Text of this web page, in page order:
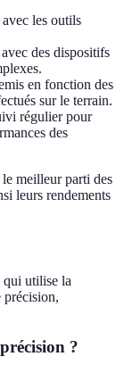
les outils
des dispositifs
en fonction des
sur le terrain.
régulier pour
des
meilleur parti des
leurs rendements
qui utilise la
précision,
?